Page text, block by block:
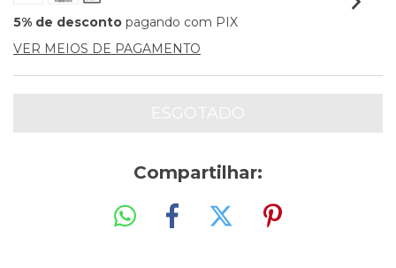
5% de desconto pagando com PIX
VER MEIOS DE PAGAMENTO
Compartilhar: